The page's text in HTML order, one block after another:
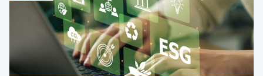
Search Audit Care Việt Nam